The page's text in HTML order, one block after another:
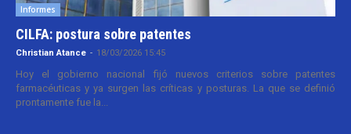
Informes
CILFA: postura sobre patentes
Christian Atance - 18/03/2026 15:45
Hoy el gobierno nacional fijó nuevos criterios sobre patentes
farmacéuticas y ya surgen las críticas y posturas. La que se definió
prontamente fue la...